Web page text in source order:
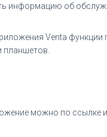
информацию об
Venta функции
можно по ссылке